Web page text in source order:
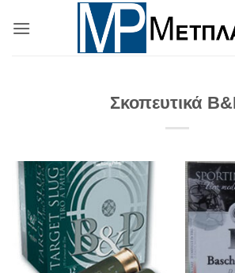
στο
Σκοπευτικά